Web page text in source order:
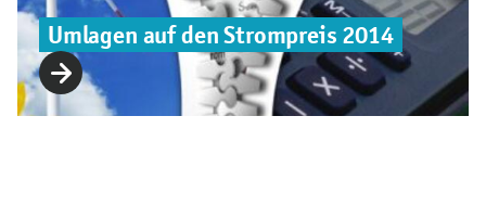
Umlagen auf den Strompreis 2014